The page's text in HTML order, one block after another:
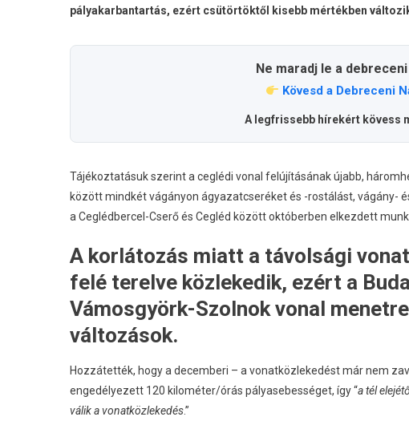
pályakarbantartás, ezért csütörtöktől kisebb mértékben
Ne maradj le a
Kövesd a Debreceni
A legfrissebb hírekért kövess
Tájékoztatásuk szerint a ceglédi vonal felújításának újabb,
között mindkét vágányon ágyazatcseréket és -rostálást,
a Ceglédbercel-Cserő és Cegléd között októberben elkezdett
A korlátozás miatt a távolsági
felé terelve közlekedik, ezért a
Vámosgyörk-Szolnok vonal
változások.
Hozzátették, hogy a decemberi – a vonatközlekedést már nem
engedélyezett 120 kilométer/órás pályasebességet, így “a tél
válik a vonatközlekedés.”